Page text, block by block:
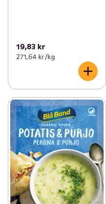
19,83 kr
271,64 kr /kg